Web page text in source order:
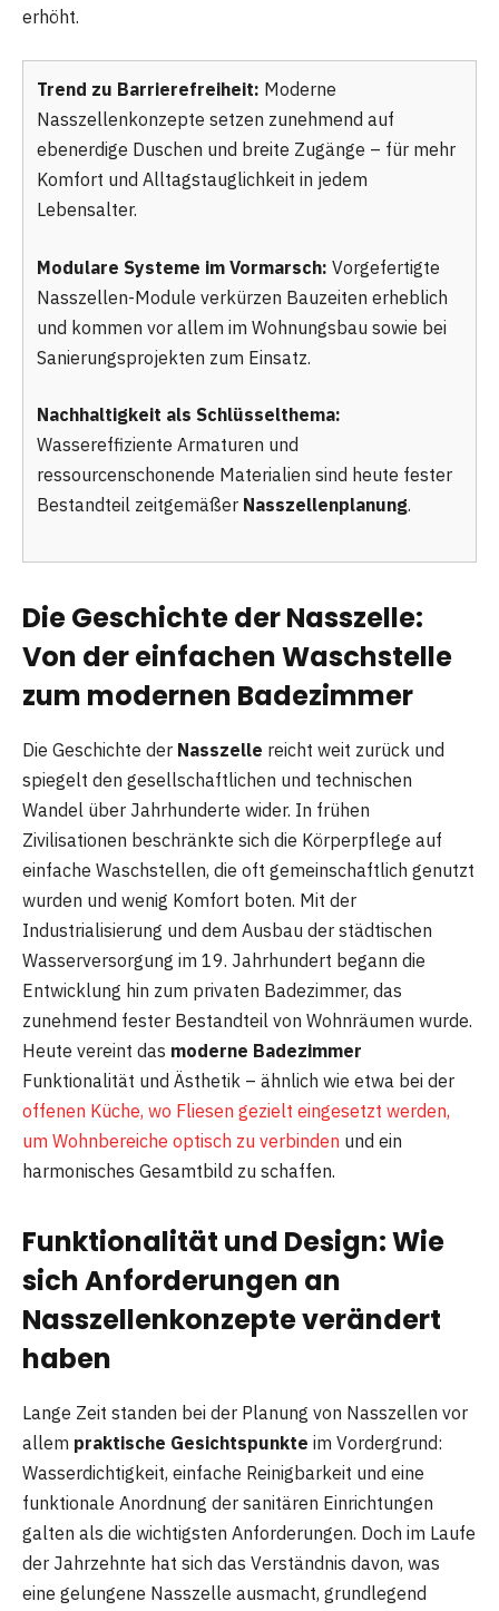
erhöht.
Trend zu Barrierefreiheit: Moderne
Nasszellenkonzepte setzen zunehmend auf
ebenerdige Duschen und breite Zugänge – für mehr
Komfort und Alltagstauglichkeit in jedem
Lebensalter.
Modulare Systeme im Vormarsch: Vorgefertigte
Nasszellen-Module verkürzen Bauzeiten erheblich
und kommen vor allem im Wohnungsbau sowie bei
Sanierungsprojekten zum Einsatz.
Nachhaltigkeit als Schlüsselthema:
Wassereffiziente Armaturen und
ressourcenschonende Materialien sind heute fester
Bestandteil zeitgemäßer Nasszellenplanung.
Die Geschichte der Nasszelle:
Von der einfachen Waschstelle
zum modernen Badezimmer
Die Geschichte der Nasszelle reicht weit zurück und
spiegelt den gesellschaftlichen und technischen
Wandel über Jahrhunderte wider. In frühen
Zivilisationen beschränkte sich die Körperpflege auf
einfache Waschstellen, die oft gemeinschaftlich genutzt
wurden und wenig Komfort boten. Mit der
Industrialisierung und dem Ausbau der städtischen
Wasserversorgung im 19. Jahrhundert begann die
Entwicklung hin zum privaten Badezimmer, das
zunehmend fester Bestandteil von Wohnräumen wurde.
Heute vereint das moderne Badezimmer
Funktionalität und Ästhetik – ähnlich wie etwa bei der
offenen Küche, wo Fliesen gezielt eingesetzt werden,
um Wohnbereiche optisch zu verbinden und ein
harmonisches Gesamtbild zu schaffen.
Funktionalität und Design: Wie
sich Anforderungen an
Nasszellenkonzepte verändert
haben
Lange Zeit standen bei der Planung von Nasszellen vor
allem praktische Gesichtspunkte im Vordergrund:
Wasserdichtigkeit, einfache Reinigbarkeit und eine
funktionale Anordnung der sanitären Einrichtungen
galten als die wichtigsten Anforderungen. Doch im Laufe
der Jahrzehnte hat sich das Verständnis davon, was
eine gelungene Nasszelle ausmacht, grundlegend